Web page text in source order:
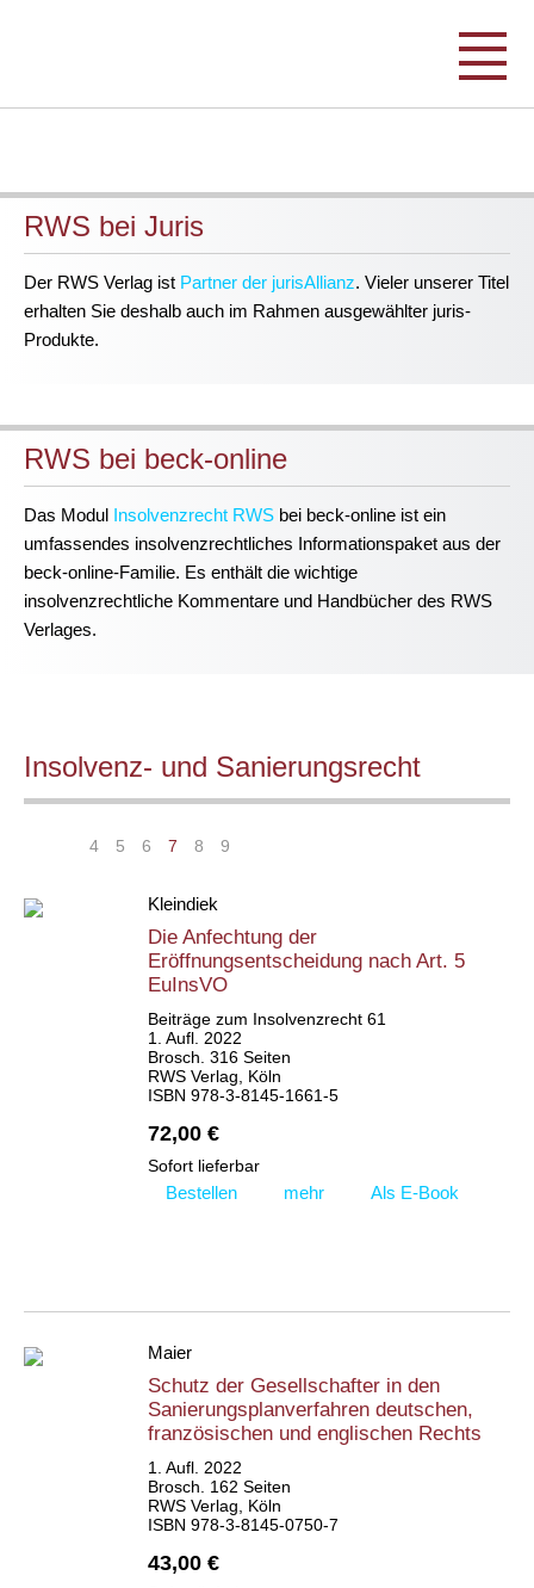
RWS bei Juris
Der RWS Verlag ist Partner der jurisAllianz. Vieler unserer Titel
erhalten Sie deshalb auch im Rahmen ausgewählter juris-
Produkte.
RWS bei beck-online
Das Modul Insolvenzrecht RWS bei beck-online ist ein
umfassendes insolvenzrechtliches Informationspaket aus der
beck-online-Familie. Es enthält die wichtige
insolvenzrechtliche Kommentare und Handbücher des RWS
Verlages.
Insolvenz- und Sanierungsrecht
4 5 6 7 8 9
Kleindiek
Die Anfechtung der
Eröffnungsentscheidung nach Art. 5
EuInsVO
Beiträge zum Insolvenzrecht 61
1. Aufl. 2022
Brosch. 316 Seiten
RWS Verlag, Köln
ISBN 978-3-8145-1661-5
72,00 €
Sofort lieferbar
Bestellen mehr Als E-Book
Maier
Schutz der Gesellschafter in den
Sanierungsplanverfahren deutschen,
französischen und englischen Rechts
1. Aufl. 2022
Brosch. 162 Seiten
RWS Verlag, Köln
ISBN 978-3-8145-0750-7
43,00 €